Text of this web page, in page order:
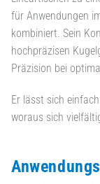
für Anwendungen
kombiniert. Sein
hochpräzisen
Präzision bei
Er lässt sich
woraus sich